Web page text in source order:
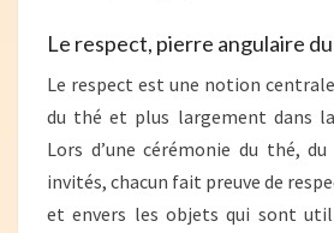
Le respect, pierre angulaire
Le respect est une notion
du thé et plus largement dans
Lors d’une cérémonie du thé,
invités, chacun fait preuve de
et envers les objets qui sont